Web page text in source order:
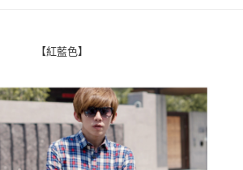
服務後，再付款。
帳流程】
先享後付」後，將跳轉至「AFTEE先享後付」
並確認金額後，即可完成結帳。
將收到繳費通知簡訊。
含以上)免運費
【紅藍色】